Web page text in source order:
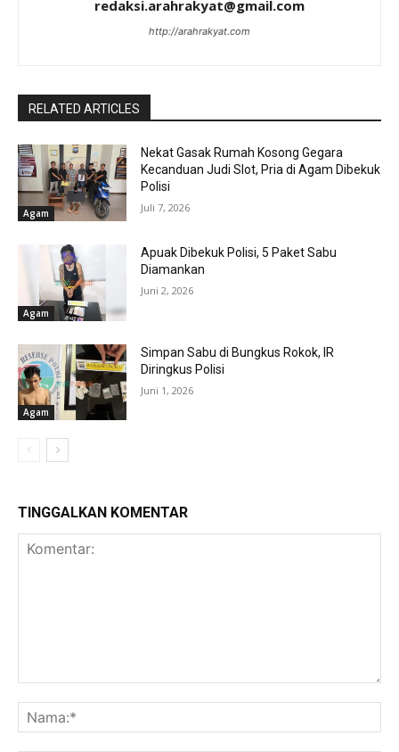
redaksi.arahrakyat@gmail.com
http://arahrakyat.com
RELATED ARTICLES
Agam
Nekat Gasak Rumah Kosong Gegara
Kecanduan Judi Slot, Pria di Agam Dibekuk
Polisi
Juli 7, 2026
Agam
Apuak Dibekuk Polisi, 5 Paket Sabu
Diamankan
Juni 2, 2026
Agam
Simpan Sabu di Bungkus Rokok, IR
Diringkus Polisi
Juni 1, 2026
TINGGALKAN KOMENTAR